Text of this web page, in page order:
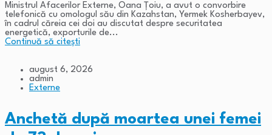
Ministrul Afacerilor Externe, Oana Țoiu, a avut o convorbire
telefonică cu omologul său din Kazahstan, Yermek Kosherbayev,
în cadrul căreia cei doi au discutat despre securitatea
energetică, exporturile de...
Continuă să citești
august 6, 2026
admin
Externe
Anchetă după moartea unei femei